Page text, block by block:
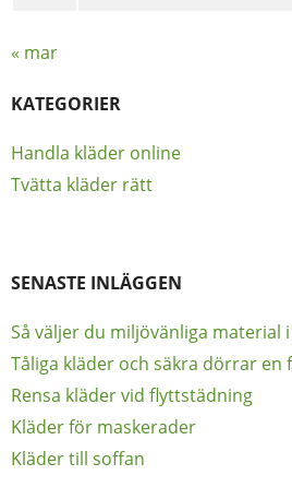
« mar
KATEGORIER
Handla kläder online
Tvätta kläder rätt
SENASTE INLÄGGEN
Så väljer du miljövänliga material
Tåliga kläder och säkra dörrar en
Rensa kläder vid flyttstädning
Kläder för maskerader
Kläder till soffan